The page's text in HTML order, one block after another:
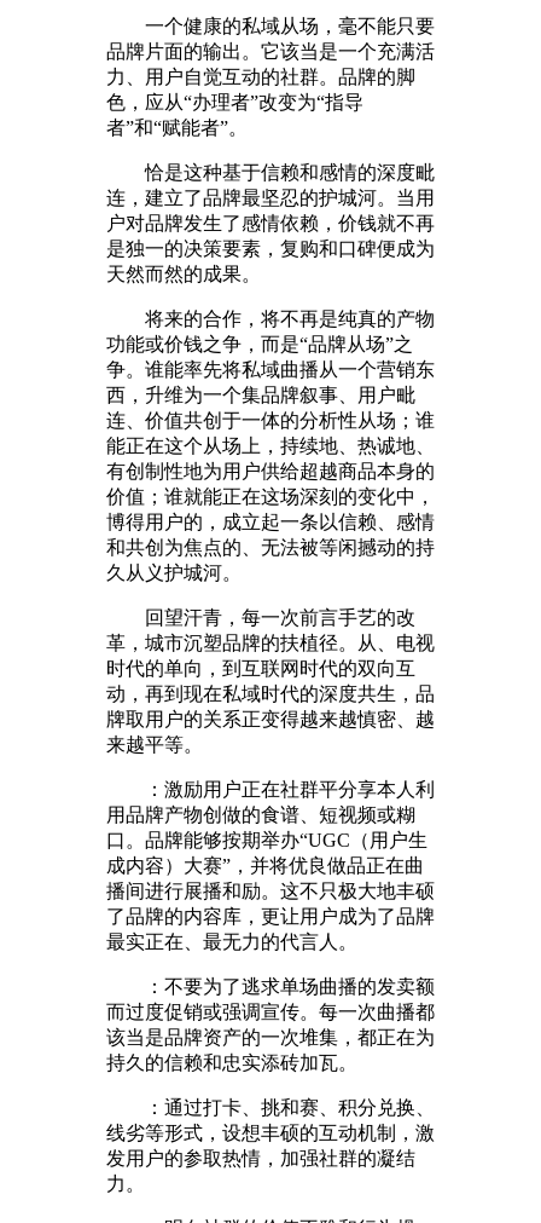
一个健康的私域从场，毫不能只要
品牌片面的输出。它该当是一个充满活
力、用户自觉互动的社群。品牌的脚
色，应从“办理者”改变为“指导
者”和“赋能者”。
恰是这种基于信赖和感情的深度毗
连，建立了品牌最坚忍的护城河。当用
户对品牌发生了感情依赖，价钱就不再
是独一的决策要素，复购和口碑便成为
天然而然的成果。
将来的合作，将不再是纯真的产物
功能或价钱之争，而是“品牌从场”之
争。谁能率先将私域曲播从一个营销东
西，升维为一个集品牌叙事、用户毗
连、价值共创于一体的分析性从场；谁
能正在这个从场上，持续地、热诚地、
有创制性地为用户供给超越商品本身的
价值；谁就能正在这场深刻的变化中，
博得用户的，成立起一条以信赖、感情
和共创为焦点的、无法被等闲撼动的持
久从义护城河。
回望汗青，每一次前言手艺的改
革，城市沉塑品牌的扶植径。从、电视
时代的单向，到互联网时代的双向互
动，再到现在私域时代的深度共生，品
牌取用户的关系正变得越来越慎密、越
来越平等。
：激励用户正在社群平分享本人利
用品牌产物创做的食谱、短视频或糊
口。品牌能够按期举办“UGC（用户生
成内容）大赛”，并将优良做品正在曲
播间进行展播和励。这不只极大地丰硕
了品牌的内容库，更让用户成为了品牌
最实正在、最无力的代言人。
：不要为了逃求单场曲播的发卖额
而过度促销或强调宣传。每一次曲播都
该当是品牌资产的一次堆集，都正在为
持久的信赖和忠实添砖加瓦。
：通过打卡、挑和赛、积分兑换、
线劣等形式，设想丰硕的互动机制，激
发用户的参取热情，加强社群的凝结
力。